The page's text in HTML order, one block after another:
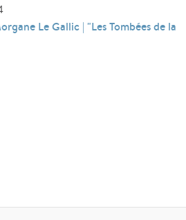
Le Gallic | "Les Tombées de la